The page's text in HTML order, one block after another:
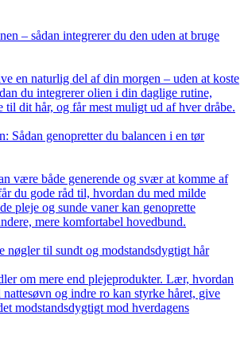
– sådan integrerer du den uden at bruge
en naturlig del af din morgen – uden at koste
du integrerer olien i din daglige rutine,
til dit hår, og får mest muligt ud af hver dråbe.
Sådan genopretter du balancen i en tør
være både generende og svær at komme af
du gode råd til, hvordan du med milde
pleje og sunde vaner kan genoprette
mere komfortabel hovedbund.
nøgler til sundt og modstandsdygtigt hår
om mere end plejeprodukter. Lær, hvordan
og indre ro kan styrke håret, give
modstandsdygtigt mod hverdagens